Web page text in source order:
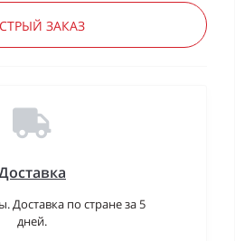
ЗАКАЗ
Доставка по стране за 5
дней.